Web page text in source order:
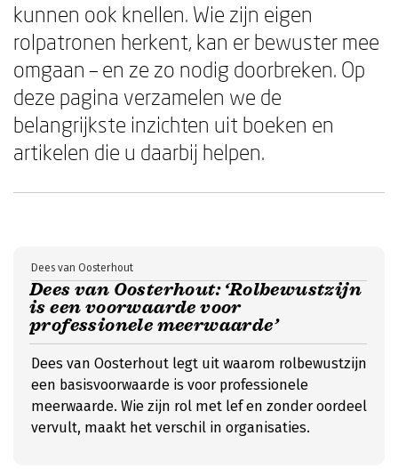
kunnen ook knellen. Wie zijn eigen
rolpatronen herkent, kan er bewuster mee
omgaan – en ze zo nodig doorbreken. Op
deze pagina verzamelen we de
belangrijkste inzichten uit boeken en
artikelen die u daarbij helpen.
Dees van Oosterhout: ‘Rolbewustzijn
is een voorwaarde voor
professionele meerwaarde’
Dees van Oosterhout
Dees van Oosterhout legt uit waarom rolbewustzijn
een basisvoorwaarde is voor professionele
meerwaarde. Wie zijn rol met lef en zonder oordeel
vervult, maakt het verschil in organisaties.